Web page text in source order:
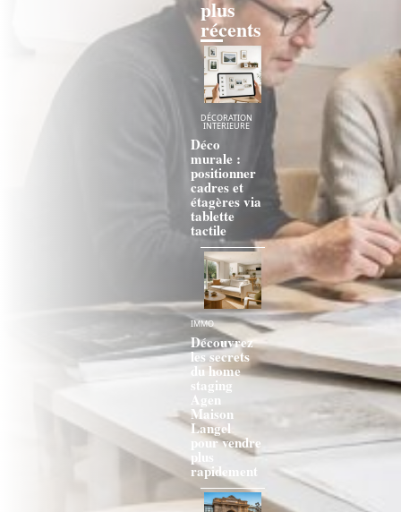
plus
récents
DÉCORATION
INTERIEURE
Déco
murale :
positionner
cadres et
étagères via
tablette
tactile
IMMO
Découvrez
les secrets
du home
staging
Agen
Maison
Langel
pour vendre
plus
rapidement